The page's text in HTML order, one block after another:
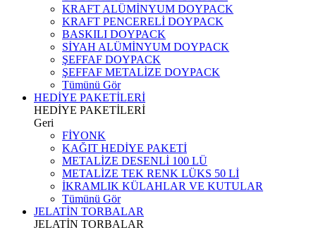
KRAFT ALÜMİNYUM DOYPACK
KRAFT PENCERELİ DOYPACK
BASKILI DOYPACK
SİYAH ALÜMİNYUM DOYPACK
ŞEFFAF DOYPACK
ŞEFFAF METALİZE DOYPACK
Tümünü Gör
HEDİYE PAKETİLERİ
HEDİYE PAKETİLERİ
Geri
FİYONK
KAĞIT HEDİYE PAKETİ
METALİZE DESENLİ 100 LÜ
METALİZE TEK RENK LÜKS 50 Lİ
İKRAMLIK KÜLAHLAR VE KUTULAR
Tümünü Gör
JELATİN TORBALAR
JELATİN TORBALAR